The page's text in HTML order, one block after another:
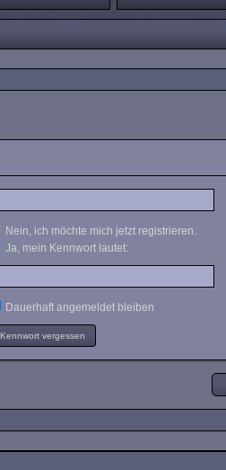
Nein, ich möchte mich jetzt registrieren.
Ja, mein Kennwort lautet:
Dauerhaft angemeldet bleiben
Kennwort vergessen